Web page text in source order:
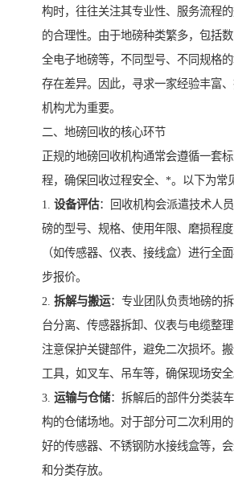
构时，往往关注其专业性、服务流程
的合理性。由于地磅种类繁多，包括数
全电子地磅等，不同型号、不同规格
存在差异。因此，寻求一家经验丰富
机构尤为重要。
二、地磅回收的核心环节
正规的地磅回收机构通常会遵循一套
程，确保回收过程安全、*。以下为常
1. 设备评估：回收机构会派遣技术人
磅的型号、规格、使用年限、磨损程
（如传感器、仪表、接线盒）进行全
步报价。
2. 拆解与搬运：专业团队负责地磅的
台分离、传感器拆卸、仪表与电缆整
注意保护关键部件，避免二次损坏。
工具，如叉车、吊车等，确保现场安全
3. 运输与仓储：拆解后的部件分类装
构的仓储场地。对于部分可二次利用
好的传感器、不锈钢防水接线盒等，
和分类存放。